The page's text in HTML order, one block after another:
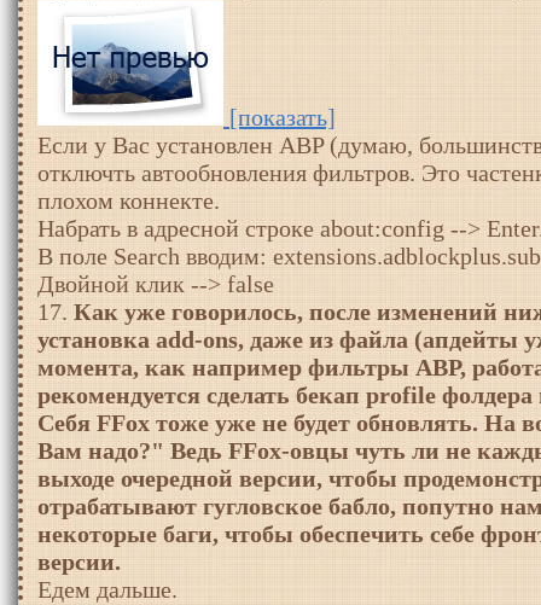
[показать]
Если у Вас установлен ABP (думаю,
отключть автообновления фильтров. Это
плохом коннекте.
Набрать в адресной строке about:config -->
В поле Search вводим:
Двойной клик --> false
17. Как уже говорилось, после изменений
установка add-ons, даже из файла (апдейты
момента, как например фильтры ABP,
рекомендуется сделать бекап profile фолдера
Себя FFox тоже уже не будет обновлять.
Вам надо?" Ведь FFox-овцы чуть ли не
выходе очередной версии, чтобы
отрабатывают гугловское бабло, попутно
некоторые баги, чтобы обеспечить себе
версии.
Едем дальше.